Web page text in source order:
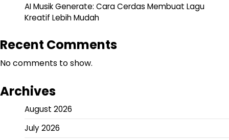
AI Musik Generate: Cara Cerdas Membuat Lagu
Kreatif Lebih Mudah
Recent Comments
No comments to show.
Archives
August 2026
July 2026